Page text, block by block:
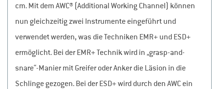
cm. Mit dem AWC® (Additional Working Channel) können
nun gleichzeitig zwei Instrumente eingeführt und
verwendet werden, was die Techniken EMR+ und ESD+
ermöglicht. Bei der EMR+ Technik wird in „grasp-and-
snare“-Manier mit Greifer oder Anker die Läsion in die
Schlinge gezogen. Bei der ESD+ wird durch den AWC ein